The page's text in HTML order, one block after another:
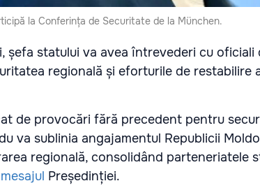
la Conferința de Securitate de la München.
șefa statului va avea întrevederi cu
regională și eforturile de restabilire
de provocări fără precedent pentru
va sublinia angajamentul Republicii
regională, consolidând parteneriatele
mesajul Președinției.